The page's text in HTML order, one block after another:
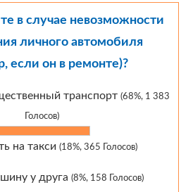
в случае невозможности
личного автомобиля
если он в ремонте)?
транспорт (68%, 1 383
Голосов)
на такси (18%, 365 Голосов)
у друга (8%, 158 Голосов)